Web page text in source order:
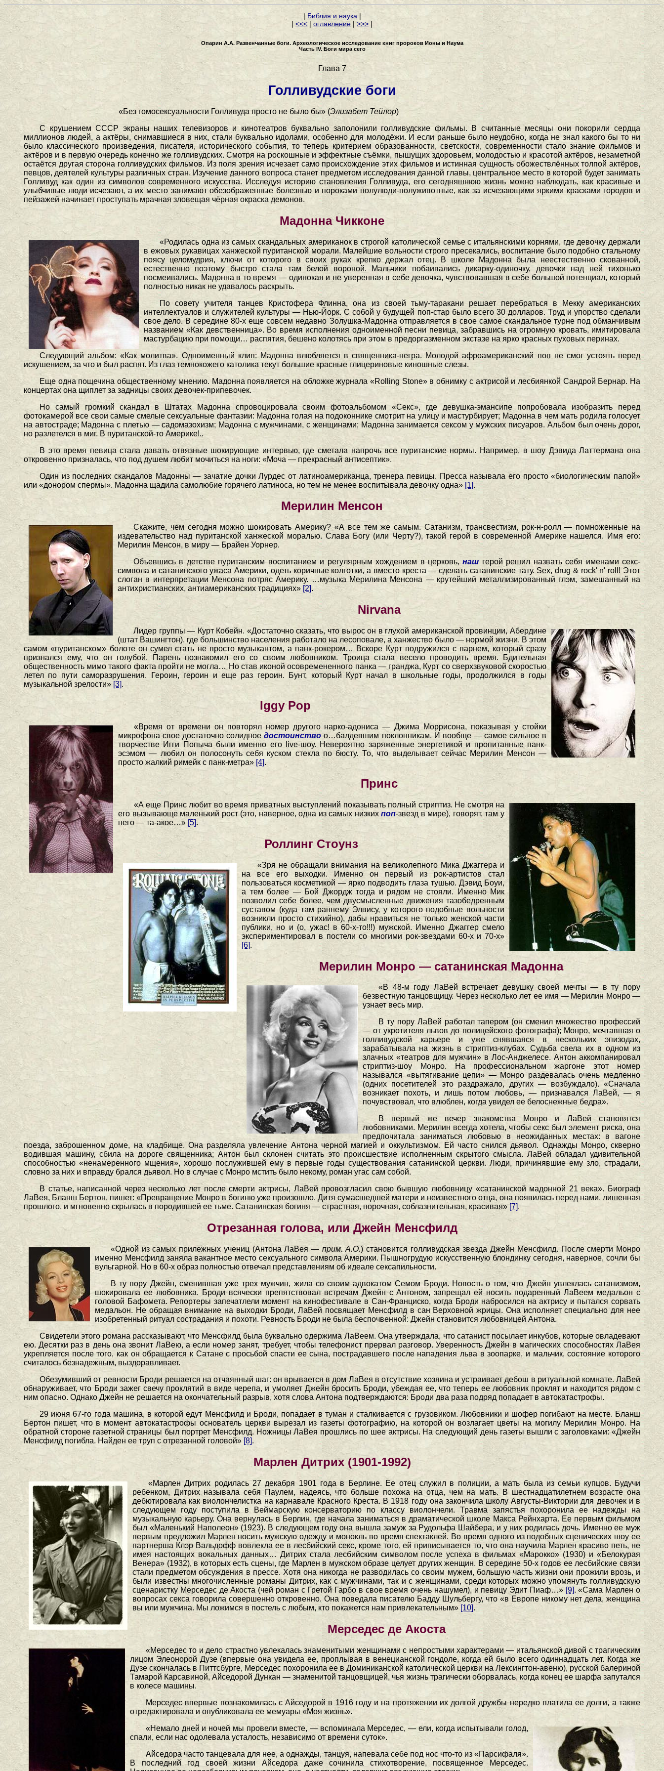
| Библия и наука|
| <<< | оглавление | >>> |
Опарин А.А. Развенчанные боги. Археологическое исследование книг пророков Ионы и Наума
Часть IV. Боги мира сего
Глава 7
Голливудские боги
«Без гомосексуальности Голливуда просто не было бы» (Элизабет Тейлор)
С крушением СССР экраны наших телевизоров и кинотеатров буквально заполонили голливудские фильмы. В считанные месяцы они покорили сердца
миллионов людей, а актёры, снимавшиеся в них, стали буквально идолами, особенно для молодёжи. И если раньше было неудобно, когда не знал какого бы то ни
было классического произведения, писателя, исторического события, то теперь критерием образованности, светскости, современности стало знание фильмов и
актёров и в первую очередь конечно же голливудских. Смотря на роскошные и эффектные съёмки, пышущих здоровьем, молодостью и красотой актёров, незаметной
остаётся другая сторона голливудских фильмов. Из поля зрения исчезает само происхождение этих фильмов и истинная сущность обожествлённых толпой актёров,
певцов, деятелей культуры различных стран. Изучение данного вопроса станет предметом исследования данной главы, центральное место в которой будет занимать
Голливуд как один из символов современного искусства. Исследуя историю становления Голливуда, его сегодняшнюю жизнь можно наблюдать, как красивые и
улыбчивые люди исчезают, а их место занимают обезображенные болезнью и пороками полулюди-полуживотные, как за исчезающими яркими красками городов и
пейзажей начинает проступать мрачная зловещая чёрная окраска демонов.
Мадонна Чикконе
«Родилась одна из самых скандальных американок в строгой католической семье с итальянскими корнями, где девочку держали
в ежовых рукавицах ханжеской пуританской морали. Малейшие вольности строго пресекались, воспитание было подобно стальному
поясу целомудрия, ключи от которого в своих руках крепко держал отец. В школе Мадонна была неестественно скованной,
естественно поэтому быстро стала там белой вороной. Мальчики побаивались дикарку-одиночку, девочки над ней тихонько
посмеивались. Мадонна в то время — одинокая и не уверенная в себе девочка, чувствовавшая в себе большой потенциал, который
полностью никак не удавалось раскрыть.
По совету учителя танцев Кристофера Флинна, она из своей тьму-таракани решает перебраться в Мекку американских
интеллектуалов и служителей культуры — Нью-Йорк. С собой у будущей поп-стар было всего 30 долларов. Труд и упорство сделали
свое дело. В середине 80-х еще совсем недавно Золушка-Мадонна отправляется в свое самое скандальное турне под обманчивым
названием «Как девственница». Во время исполнения одноименной песни певица, забравшись на огромную кровать, имитировала
мастурбацию при помощи… распятия, бешено колотясь при этом в предоргазменном экстазе на ярко красных пуховых перинах.
Следующий альбом: «Как молитва». Одноименный клип: Мадонна влюбляется в священника-негра. Молодой афроамериканский поп не смог устоять перед
искушением, за что и был распят. Из глаз темнокожего католика текут большие красные глицериновые киношные слезы.
Еще одна пощечина общественному мнению. Мадонна появляется на обложке журнала «Rolling Stone» в обнимку с актрисой и лесбиянкой Сандрой Бернар. На
концертах она щиплет за задницы своих девочек-припевочек.
Но самый громкий скандал в Штатах Мадонна спровоцировала своим фотоальбомом «Секс», где девушка-эмансипе попробовала изобразить перед
фотокамерой все свои самые смелые сексуальные фантазии: Мадонна голая на подоконнике смотрит на улицу и мастурбирует; Мадонна в чем мать родила голосует
на автостраде; Мадонна с плетью — садомазохизм; Мадонна с мужчинами, с женщинами; Мадонна занимается сексом у мужских писуаров. Альбом был очень дорог,
но разлетелся в миг. В пуританской-то Америке!..
В это время певица стала давать отвязные шокирующие интервью, где сметала напрочь все пуританские нормы. Например, в шоу Дэвида Латтермана она
откровенно призналась, что под душем любит мочиться на ноги: «Моча — прекрасный антисептик».
Один из последних скандалов Мадонны — зачатие дочки Лурдес от латиноамериканца, тренера певицы. Пресса называла его просто «биологическим папой»
или «донором спермы». Мадонна щадила самолюбие горячего латиноса, но тем не менее воспитывала девочку одна» [1].
Мерилин Менсон
Скажите, чем сегодня можно шокировать Америку? «А все тем же самым. Сатанизм, трансвестизм, рок-н-ролл — помноженные на
издевательство над пуританской ханжеской моралью. Слава Богу (или Черту?), такой герой в современной Америке нашелся. Имя его:
Мерилин Менсон, в миру — Брайен Уорнер.
Объевшись в детстве пуританским воспитанием и регулярным хождением в церковь,наш герой решил назвать себя именами секс-
символа и сатанинского ужаса Америки, одеть коричные колготки, а вместо креста — сделать сатанинские тату. Sex, drug & rock' n' roll! Этот
слоган в интерпретации Менсона потряс Америку. …музыка Мерилина Менсона — крутейший металлизированный глэм, замешанный на
антихристианских, антиамериканских традициях» [2].
Nirvana
Лидер группы — Курт Кобейн. «Достаточно сказать, что вырос он в глухой американской провинции, Абердине
(штат Вашингтон), где большинство населения работало на лесоповале, а ханжество было — нормой жизни. В этом
самом «пуританском» болоте он сумел стать не просто музыкантом, а панк-рокером… Вскоре Курт подружился с парнем, который сразу
признался ему, что он голубой. Парень познакомил его со своим любовником. Троица стала весело проводить время. Бдительная
общественность мимо такого факта пройти не могла… Но став иконой осовремененного панка — гранджа, Курт со сверхзвуковой скоростью
летел по пути саморазрушения. Героин, героин и еще раз героин. Бунт, который Курт начал в школьные годы, продолжился в годы
музыкальной зрелости» [3].
Iggy Pop
«Время от времени он повторял номер другого нарко-адониса — Джима Моррисона, показывая у стойки
микрофона свое достаточно солидноедостоинство о…балдевшим поклонникам. И вообще — самое сильное в
творчестве Игги Попыча были именно его live-шоу. Невероятно заряженные энергетикой и пропитанные панк-
эсэмом — любил он полосонуть себя куском стекла по бюсту. То, что выделывает сейчас Мерилин Менсон —
просто жалкий римейк с панк-метра» [4].
Принс
«А еще Принс любит во время приватных выступлений показывать полный стриптиз. Не смотря на
его вызывающе маленький рост (это, наверное, одна из самых низкихпоп-звезд в мире), говорят, там у
него — та-акое…» [5].
Роллинг Стоунз
«Зря не обращали внимания на великолепного Мика Джаггера и
на все его выходки. Именно он первый из рок-артистов стал
пользоваться косметикой — ярко подводить глаза тушью. Дэвид Боуи,
а тем более — Бой Джордж тогда и рядом не стояли. Именно Мик
позволил себе более, чем двусмысленные движения тазобедренным
суставом (куда там раннему Элвису, у которого подобные вольности
возникли просто стихийно), дабы нравиться не только женской части
публики, но и (о, ужас! в 60-х-то!!!) мужской. Именно Джаггер смело
экспериментировал в постели со многими рок-звездами 60-х и 70-х»
[6].
Мерилин Монро — сатанинская Мадонна
«В 48-м году ЛаВей встречает девушку своей мечты — в ту пору
безвестную танцовщицу. Через несколько лет ее имя — Мерилин Монро —
узнает весь мир.
В ту пору ЛаВей работал тапером (он сменил множество профессий
— от укротителя львов до полицейского фотографа); Монро, мечтавшая о
голливудской карьере и уже снявшаяся в нескольких эпизодах,
зарабатывала на жизнь в стриптиз-клубах. Судьба свела их в одном из
злачных «театров для мужчин» в Лос-Анджелесе. Антон аккомпанировал
стриптиз-шоу Монро. На профессиональном жаргоне этот номер
назывался «вытягивание цепи» — Монро раздевалась очень медленно
(одних посетителей это раздражало, других — возбуждало). «Сначала
возникает похоть, и лишь потом любовь, — признавался ЛаВей, — я
почувствовал, что влюблен, когда увидел ее белоснежные бедра».
В первый же вечер знакомства Монро и ЛаВей становятся
любовниками. Мерилин всегда хотела, чтобы секс был элемент риска, она
предпочитала заниматься любовью в неожиданных местах: в вагоне
поезда, заброшенном доме, на кладбище. Она разделяла увлечение Антона черной магией и оккультизмом. Ей часто снился дьявол. Однажды Монро, скверно
водившая машину, сбила на дороге священника; Антон был склонен считать это происшествие исполненным скрытого смысла. ЛаВей обладал удивительной
способностью «ненамеренного мщения», хорошо послужившей ему в первые годы существования сатанинской церкви. Люди, причинявшие ему зло, страдали,
словно за них и вправду брался дьявол. Но в случае с Монро мстить было некому, роман угас сам собой.
В статье, написанной через несколько лет после смерти актрисы, ЛаВей провозгласил свою бывшую любовницу «сатанинской мадонной 21 века». Биограф
ЛаВея, Бланш Бертон, пишет: «Превращение Монро в богиню уже произошло. Дитя сумасшедшей матери и неизвестного отца, она появилась перед нами, лишенная
прошлого, и мгновенно скрылась в породившей ее тьме. Сатанинская богиня — страстная, порочная, соблазнительная, красивая» [7] .
Отрезанная голова, или Джейн Менсфилд
«Одной из самых прилежных учениц (Антона ЛаВея — прим. А.О.) становится голливудская звезда Джейн Менсфилд. После смерти Монро
именно Менсфилд заняла вакантное место сексуального символа Америки. Пышногрудую искусственную блондинку сегодня, наверное, сочли бы
вульгарной. Но в 60-х образ полностью отвечал представлениям об идеале сексапильности.
В ту пору Джейн, сменившая уже трех мужчин, жила со своим адвокатом Семом Броди. Новость о том, что Джейн увлеклась сатанизмом,
шокировала ее любовника. Броди всячески препятствовал встречам Джейн с Антоном, запрещал ей носить подаренный ЛаВеем медальон с
головой Бафомета. Репортеры запечатлели момент на кинофестивале в Сан-Франциско, когда Броди набросился на актрису и пытался сорвать
медальон. Не обращая внимание на выходки Броди, ЛаВей посвящает Менсфилд в сан Верховной жрицы. Она исполняет специально для нее
изобретенный ритуал сострадания и похоти. Ревность Броди не была беспочвенной: Джейн становится любовницей Антона.
Свидетели этого романа рассказывают, что Менсфилд была буквально одержима ЛаВеем. Она утверждала, что сатанист посылает инкубов, которые овладевают
ею. Десятки раз в день она звонит ЛаВею, а если номер занят, требует, чтобы телефонист прервал разговор. Уверенность Джейн в магических способностях ЛаВея
укрепляется после того, как он обращается к Сатане с просьбой спасти ее сына, пострадавшего после нападения льва в зоопарке, и мальчик, состояние которого
считалось безнадежным, выздоравливает.
Обезумивший от ревности Броди решается на отчаянный шаг: он врывается в дом ЛаВея в отсутствие хозяина и устраивает дебош в ритуальной комнате. ЛаВей
обнаруживает, что Броди зажег свечу проклятий в виде черепа, и умоляет Джейн бросить Броди, убеждая ее, что теперь ее любовник проклят и находится рядом с
ним опасно. Однако Джейн не решается на окончательный разрыв, хотя слова Антона подтверждаются: Броди два раза подряд попадает в автокатастрофы.
29 июня 67-го года машина, в которой едут Менсфилд и Броди, попадает в туман и сталкивается с грузовиком. Любовники и шофер погибают на месте. Бланш
Бертон пишет, что в момент автокатастрофы основатель церкви вырезал из газеты фотографию, на которой он возлагает цветы на могилу Мерилин Монро. На
обратной стороне газетной страницы был портрет Менсфилд. Ножницы ЛаВея прошлись по шее актрисы. На следующий день газеты вышли с заголовками: «Джейн
Менсфилд погибла. Найден ее труп с отрезанной головой» [8].
Марлен Дитрих (1901-1992)
«Марлен Дитрих родилась 27 декабря 1901 года в Берлине. Ее отец служил в полиции, а мать была из семьи купцов. Будучи
ребенком, Дитрих называла себя Паулем, надеясь, что больше похожа на отца, чем на мать. В шестнадцатилетнем возрасте она
дебютировала как виолончелистка на карнавале Красного Креста. В 1918 году она закончила школу Августы-Виктории для девочек и в
следующем году поступила в Веймарскую консерваторию по классу виолончели. Травма запястья похоронила ее надежды на
музыкальную карьеру. Она вернулась в Берлин, где начала заниматься в драматической школе Макса Рейнхарта. Ее первым фильмом
был «Маленький Наполеон» (1923). В следующем году она вышла замуж за Рудольфа Шайбера, и у них родилась дочь. Именно ее муж
первым предложил Марлен носить мужскую одежду и монокль во время спектаклей. Во время одного из подобных сценических шоу ее
партнерша Клэр Вальдофф вовлекла ее в лесбийский секс, кроме того, ей приписывается то, что она научила Марлен красиво петь, не
имея настоящих вокальных данных… Дитрих стала лесбийским символом после успеха в фильмах «Марокко» (1930) и «Белокурая
Венера» (1932), в которых есть сцены, где Марлен в мужском образе целует других женщин. В середине 50-х годов ее лесбийские связи
стали предметом обсуждения в прессе. Хотя она никогда не разводилась со своим мужем, большую часть жизни они прожили врозь, и
были известны многочисленные романы Дитрих, как с мужчинами, так и с женщинами, среди которых можно упомянуть голливудскую
сценаристку Мерседес де Акоста (чей роман с Гретой Гарбо в свое время очень нашумел), и певицу Эдит Пиаф…» [9]. «Сама Марлен о
вопросах секса говорила совершенно откровенно. Она поведала писателю Бадду Шульбергу, что «в Европе никому нет дела, женщина
вы или мужчина. Мы ложимся в постель с любым, кто покажется нам привлекательным» [10].
Мерседес де Акоста
«Мерседес то и дело страстно увлекалась знаменитыми женщинами с непростыми характерами — итальянской дивой с трагическим
лицом Элеонорой Дузе (впервые она увидела ее, проплывая в венецианской гондоле, когда ей было всего одиннадцать лет. Когда же
Дузе скончалась в Питтсбурге, Мерседес похоронила ее в Доминиканской католической церкви на Лексингтон-авеню), русской балериной
Тамарой Карсавиной, Айседорой Дункан — знаменитой танцовщицей, чья жизнь трагически оборвалась, когда конец ее шарфа запутался
в колесе машины.
Мерседес впервые познакомилась с Айседорой в 1916 году и на протяжении их долгой дружбы нередко платила ее долги, а также
отредактировала и опубликовала ее мемуары «Моя жизнь».
«Немало дней и ночей мы провели вместе, — вспоминала Мерседес, — ели, когда испытывали голод,
спали, если нас одолевала усталость, независимо от времени суток».
Айседора часто танцевала для нее, а однажды, танцуя, напевала себе под нос что-то из «Парсифаля».
В последний год своей жизни Айседора даже сочинила стихотворение, посвященное Мерседес.